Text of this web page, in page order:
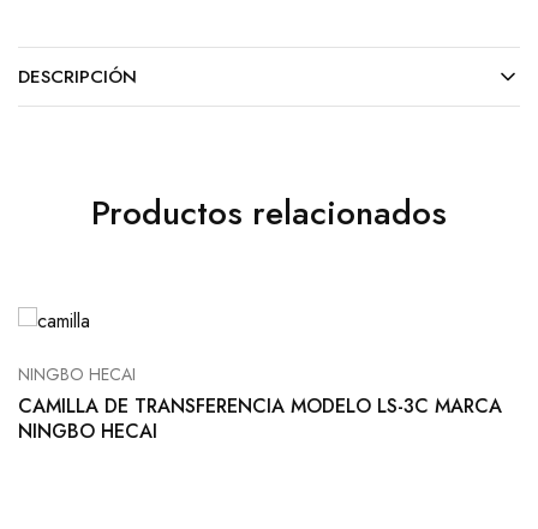
DESCRIPCIÓN
Productos relacionados
NINGBO HECAI
CAMILLA DE TRANSFERENCIA MODELO LS-3C MARCA
NINGBO HECAI